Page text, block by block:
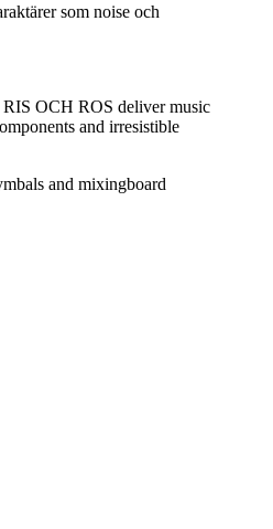
som noise och
RIS OCH ROS deliver music
and irresistible
and mixingboard